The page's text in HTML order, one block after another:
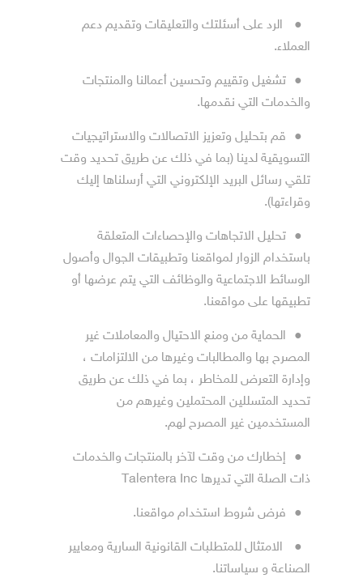
●
الرد على أسئلتك والتعليقات وتقديم دعم
العملاء.
● تشغيل وتقييم وتحسين أعمالنا والمنتجات
والخدمات التي نقدمها.
●
قم بتحليل وتعزيز الاتصالات والاستراتيجيات
التسويقية لدينا (بما في ذلك عن طريق تحديد وقت
تلقي رسائل البريد الإلكتروني التي أرسلناها إليك
وقراءتها).
● تحليل الاتجاهات والإحصاءات المتعلقة
باستخدام الزوار لمواقعنا وتطبيقات الجوال وأصول
الوسائط الاجتماعية والوظائف التي يتم عرضها أو
تطبيقها على مواقعنا.
●
الحماية من ومنع الاحتيال والمعاملات غير
المصرح بها والمطالبات وغيرها من الالتزامات ،
وإدارة التعرض للمخاطر ، بما في ذلك عن طريق
تحديد المتسللين المحتملين وغيرهم من
المستخدمين غير المصرح لهم.
●
إخطارك من وقت لآخر بالمنتجات والخدمات
ذات الصلة التي تديرها Talentera Inc
● فرض شروط استخدام مواقعنا.
●
الامتثال للمتطلبات القانونية السارية ومعايير
الصناعة و سياساتنا.